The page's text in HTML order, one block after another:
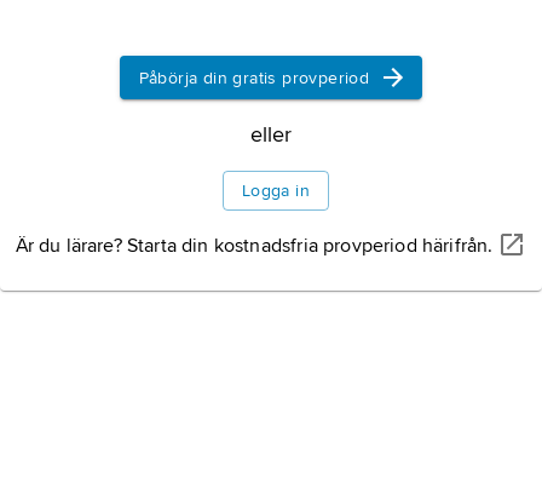
Påbörja din gratis provperiod
eller
Logga in
Är du lärare? Starta din kostnadsfria provperiod härifrån.